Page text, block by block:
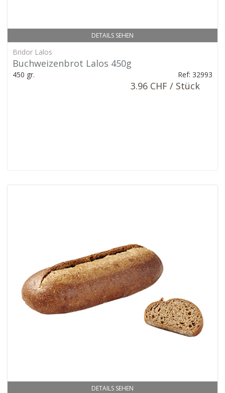
DETAILS SEHEN
Bridor Lalos
Buchweizenbrot Lalos 450g
450 gr. Ref: 32993
3.96 CHF / Stück
DETAILS SEHEN